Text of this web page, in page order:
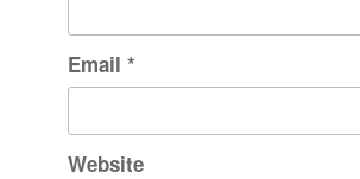
Email *
Website